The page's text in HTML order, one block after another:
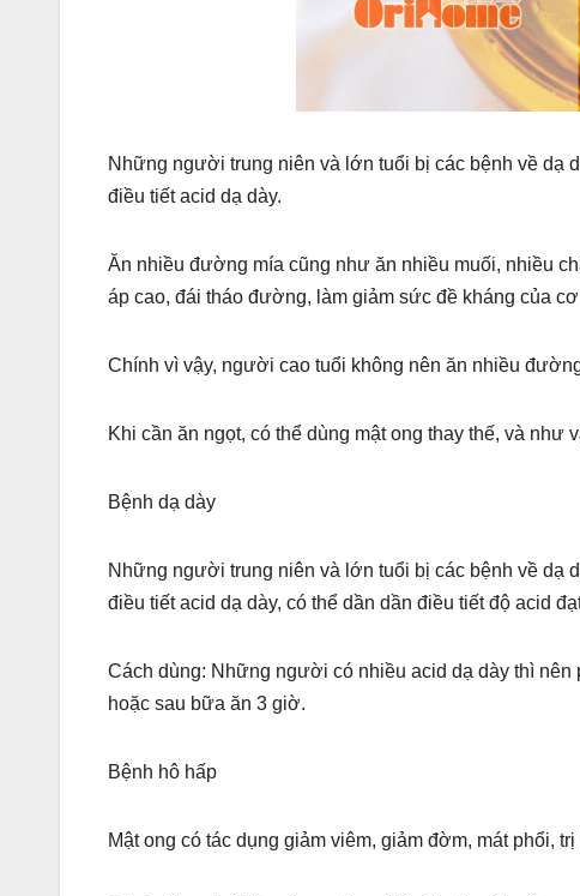
Những người trung niên và lớn tuổi bị các bệnh về dạ
điều tiết acid dạ dày.
Ăn nhiều đường mía cũng như ăn nhiều muối, nhiều
áp cao, đái tháo đường, làm giảm sức đề kháng của
Chính vì vậy, người cao tuổi không nên ăn nhiều
Khi cần ăn ngọt, có thể dùng mật ong thay thế, và
Bệnh dạ dày
Những người trung niên và lớn tuổi bị các bệnh về dạ
điều tiết acid dạ dày, có thể dần dần điều tiết độ acid
Cách dùng: Những người có nhiều acid dạ dày thì
hoặc sau bữa ăn 3 giờ.
Bệnh hô hấp
Mật ong có tác dụng giảm viêm, giảm đờm, mát phổi,